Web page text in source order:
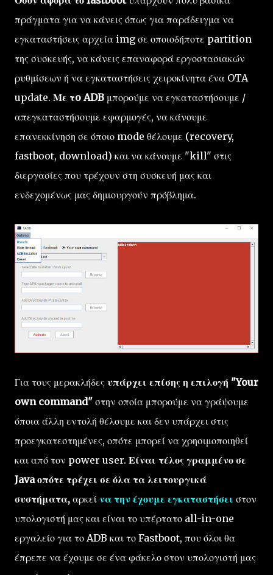
πράγματα για να κάνεις όπως για παράδειγμα να
εγκαταστήσεις αρχεία img σε οποιοδήποτε partition
της συσκευής, να κάνεις επαναφορά εργοστασιακών
ρυθμίσεων ή να εγκαταστήσεις χειροκίνητα ένα OTA
update. Με τo ADB μπορούμε να εγκαταστήσουμε /
απεγκαταστήσουμε εφαρμογές, να κάνουμε
επανεκκίνηση σε όποιο mode θέλουμε (recovery,
fastboot, download) και να κάνουμε "kill" στις
διεργασίες που τρέχουν στη συσκευή μας και
ενδεχομένως μας δημιουργούν πρόβλημα.
Για τους μερακλήδες υπάρχει επίσης η επιλογή "Your
own command" στην οποία μπορούμε να γράψουμε
όποια άλλη εντολή θέλουμε και δεν υπάρχει στις
προεγκατεστημένες, οπότε μπορεί να χρησιμοποιηθεί
και από τον power user. Είναι τέλος γραμμένο σε
Java οπότε τρέχει σε όλα τα λειτουργικά
συστήματα, αρκεί να την έχουμε εγκαταστήσει στον
υπολογιστή μας και είναι το υπέρτατο all-in-one
εργαλείο για το ADB και το Fastboot, που όλοι θα
έπρεπε να έχουμε σε ένα φάκελο στον υπολογιστή μας